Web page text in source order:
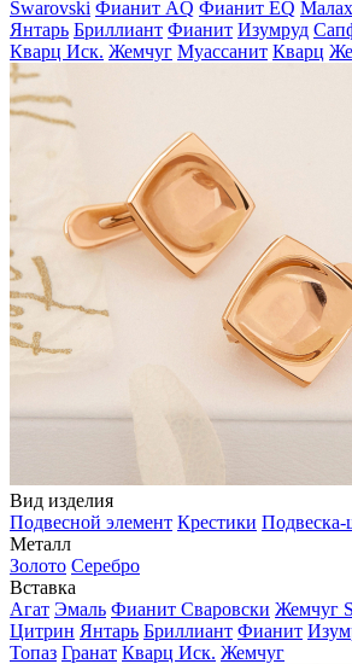
Swarovski Фианит AQ Фианит EQ
Янтарь Бриллиант Фианит Изумруд
Кварц Иск. Жемчуг Муассанит Кварц
Вид изделия
Подвесной элемент Крестики
Металл
Золото Серебро
Вставка
Агат Эмаль Фианит Сваровски Жемчуг
Цитрин Янтарь Бриллиант Фианит
Топаз Гранат Кварц Иск. Жемчуг